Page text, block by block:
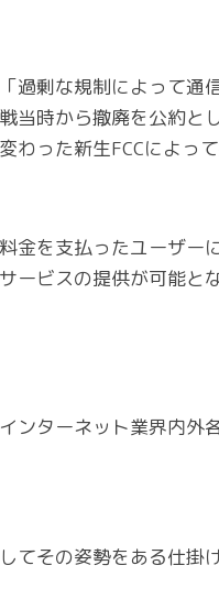
過剰な規制によって通
当時から撤廃を公約
わった新生FCCによっ
金を支払ったユーザー
ービスの提供が可能と
ンターネット業界内外
てその姿勢をある仕掛